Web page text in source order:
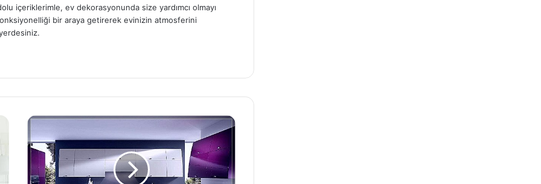
içeriklerimle, ev dekorasyonunda size yardımcı olmayı
bir araya getirerek evinizin atmosferini